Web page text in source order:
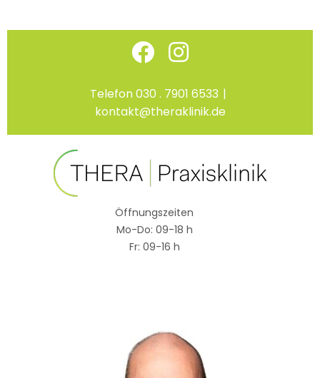
Skip
Facebook
Instagram
Telefon 030 . 7901 6533 |
kontakt@theraklinik.de
Öffnungszeiten
Mo-Do: 09-18 h
Fr: 09-16 h